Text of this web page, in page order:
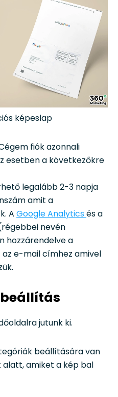
képeslap
fiók azonnali
esetben a következőkre
legalább 2-3 napja
amit a
A Google Analyticsés a
nevén
hozzárendelve a
az e-mail címhez amivel
beállítás
jutunk ki.
beállítására van
amiket a kép bal